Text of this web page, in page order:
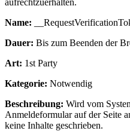
aufrechtzuerhalten.
Name:
Dauer: Bis zum Beenden der
Art: 1st Party
Kategorie: Notwendig
Beschreibung: Wird vom
Anmeldeformular auf der Seite
keine Inhalte geschrieben.